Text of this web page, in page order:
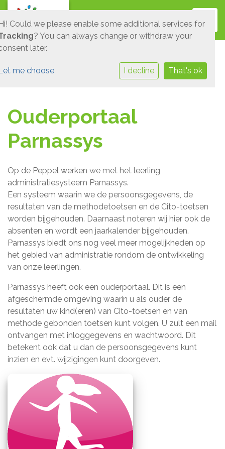
Ouderportaal
Parnassys
Op de Peppel werken we met het leerling
administratiesysteem Parnassys.
Een systeem waarin we de persoonsgegevens, de
resultaten van de methodetoetsen en de Cito-toetsen
worden bijgehouden. Daarnaast noteren wij hier ook de
absenten en wordt een jaarkalender bijgehouden.
Parnassys biedt ons nog veel meer mogelijkheden op
het gebied van administratie rondom de ontwikkeling
van onze leerlingen.
Parnassys heeft ook een ouderportaal. Dit is een
afgeschermde omgeving waarin u als ouder de
resultaten uw kind(eren) van Cito-toetsen en van
methode gebonden toetsen kunt volgen. U zult een mail
ontvangen met inloggegevens en wachtwoord. Dit
betekent ook dat u dan de persoonsgegevens kunt
inzien en evt. wijzigingen kunt doorgeven.
Could we please enable some additional services for
? You can always change or withdraw your
later.
me choose I decline That's ok